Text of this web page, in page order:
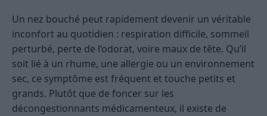
Un nez bouché peut rapidement devenir un véritable
inconfort au quotidien : respiration difficile, sommeil
perturbé, perte de l’odorat, voire maux de tête. Qu’il
soit lié à un rhume, une allergie ou un environnement
sec, ce symptôme est fréquent et touche petits et
grands. Plutôt que de foncer sur les
décongestionnants médicamenteux, il existe de